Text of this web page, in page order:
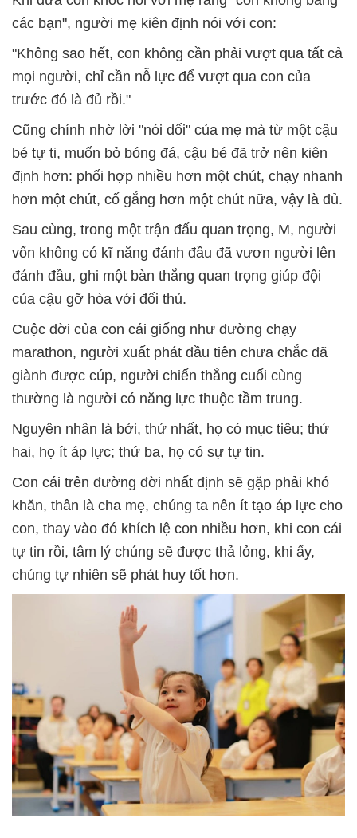
các bạn", người mẹ kiên định nói với con:
"Không sao hết, con không cần phải vượt qua tất cả
mọi người, chỉ cần nỗ lực để vượt qua con của
trước đó là đủ rồi."
Cũng chính nhờ lời "nói dối" của mẹ mà từ một cậu
bé tự ti, muốn bỏ bóng đá, cậu bé đã trở nên kiên
định hơn: phối hợp nhiều hơn một chút, chạy nhanh
hơn một chút, cố gắng hơn một chút nữa, vậy là đủ.
Sau cùng, trong một trận đấu quan trọng, M, người
vốn không có kĩ năng đánh đầu đã vươn người lên
đánh đầu, ghi một bàn thắng quan trọng giúp đội
của cậu gỡ hòa với đối thủ.
Cuộc đời của con cái giống như đường chạy
marathon, người xuất phát đầu tiên chưa chắc đã
giành được cúp, người chiến thắng cuối cùng
thường là người có năng lực thuộc tầm trung.
Nguyên nhân là bởi, thứ nhất, họ có mục tiêu; thứ
hai, họ ít áp lực; thứ ba, họ có sự tự tin.
Con cái trên đường đời nhất định sẽ gặp phải khó
khăn, thân là cha mẹ, chúng ta nên ít tạo áp lực cho
con, thay vào đó khích lệ con nhiều hơn, khi con cái
tự tin rồi, tâm lý chúng sẽ được thả lỏng, khi ấy,
chúng tự nhiên sẽ phát huy tốt hơn.